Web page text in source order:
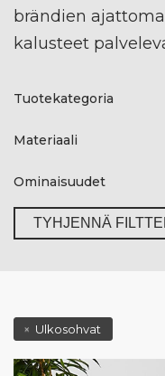
brändien
kalusteet
Tuotekategoria
Materiaali
Ominaisuudet
TYHJENNÄ
Ulkosohvat